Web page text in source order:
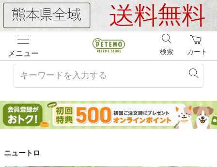
メニュー カート
検索
ニュートロ